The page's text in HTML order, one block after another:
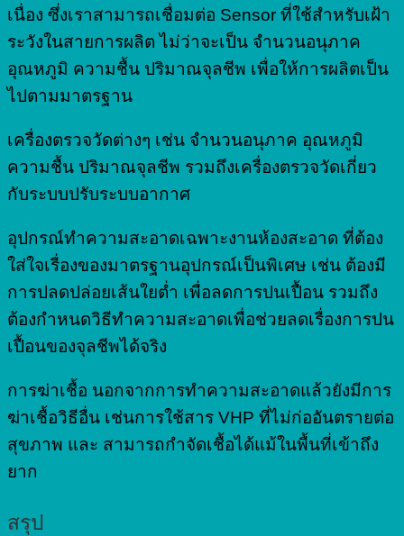
เนื่อง ซึ่งเราสามารถเชื่อมต่อ Sensor ที่ใช้สำหรับเฝ้า
ระวังในสายการผลิต ไม่ว่าจะเป็น จำนวนอนุภาค
อุณหภูมิ ความชื้น ปริมาณจุลชีพ เพื่อให้การผลิตเป็น
ไปตามมาตรฐาน
เครื่องตรวจวัดต่างๆ เช่น จำนวนอนุภาค อุณหภูมิ
ความชื้น ปริมาณจุลชีพ รวมถึงเครื่องตรวจวัดเกี่ยว
กับระบบปรับระบบอากาศ
อุปกรณ์ทำความสะอาดเฉพาะงานห้องสะอาด ที่ต้อง
ใส่ใจเรื่องของมาตรฐานอุปกรณ์เป็นพิเศษ เช่น ต้องมี
การปลดปล่อยเส้นใยต่ำ เพื่อลดการปนเปื้อน รวมถึง
ต้องกำหนดวิธีทำความสะอาดเพื่อช่วยลดเรื่องการปน
เปื้อนของจุลชีพได้จริง
การฆ่าเชื้อ นอกจากการทำความสะอาดแล้วยังมีการ
ฆ่าเชื้อวิธีอื่น เช่นการใช้สาร VHP ที่ไม่ก่ออันตรายต่อ
สุขภาพ และ สามารถกำจัดเชื้อได้แม้ในพื้นที่เข้าถึง
ยาก
สรุป